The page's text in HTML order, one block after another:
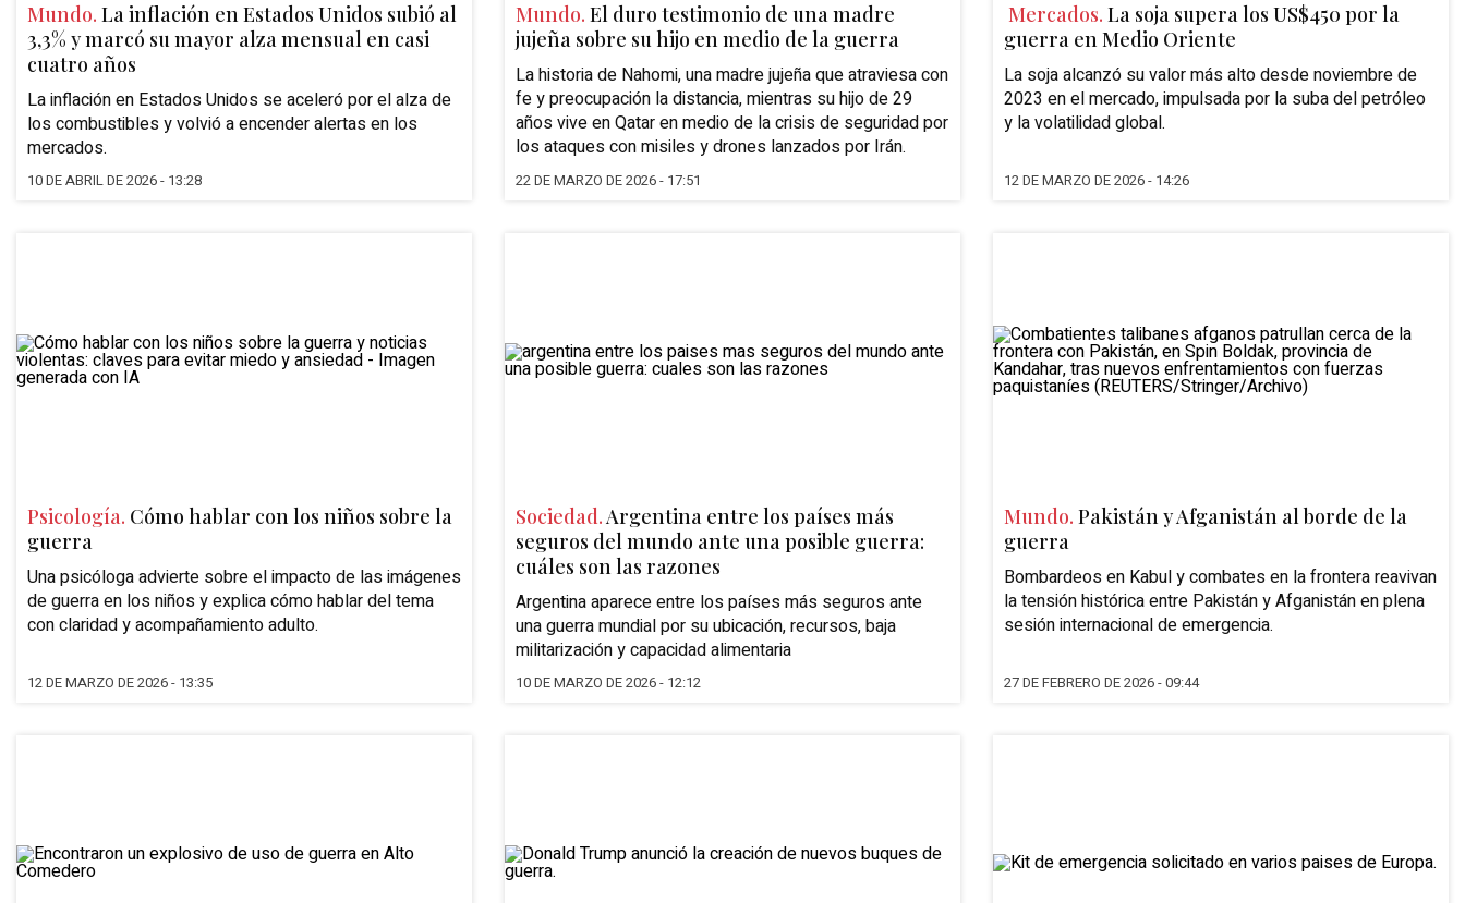
Mundo. La inflación en Estados Unidos subió al
3,3% y marcó su mayor alza mensual en casi
cuatro años
Lainflación en Estados Unidos se aceleró por el alza de
los combustibles y volvió a encender alertas en los
mercados.
10 DE ABRIL DE 2026 - 13:28
Mundo. El duro testimonio de una madre
jujeña sobre su hijo en medio de la guerra
La historia de Nahomi, una madre jujeña que atraviesa con
fe y preocupación la distancia, mientras su hijo de 29
años vive en Qatar en medio de la crisis de seguridad por
los ataques con misiles y drones lanzados por Irán.
22 DE MARZO DE 2026 - 17:51
Mercados. La soja supera los US$450 por la
guerra en Medio Oriente
La soja alcanzó su valor más alto desde noviembre de
2023 en el mercado, impulsada por la suba del petróleo
y la volatilidad global.
12 DE MARZO DE 2026 - 14:26
Psicología. Cómo hablar con los niños sobre la
guerra
Una psicóloga advierte sobre el impacto de las imágenes
de guerra en los niños y explica cómo hablar del tema
con claridad y acompañamiento adulto.
12 DE MARZO DE 2026 - 13:35
Sociedad.Argentina entre los países más
seguros del mundo ante una posible guerra:
cuáles son las razones
Argentina aparece entre los países más seguros ante
una guerra mundial por su ubicación, recursos, baja
militarización y capacidad alimentaria
10 DE MARZO DE 2026 - 12:12
Mundo. Pakistán y Afganistán al borde de la
guerra
Bombardeos en Kabul y combates en la frontera reavivan
la tensión histórica entre Pakistán y Afganistán en plena
sesión internacional de emergencia.
27 DE FEBRERO DE 2026 - 09:44